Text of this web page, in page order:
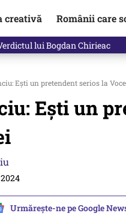
creativă Românii care
lui Bogdan Chirieac
Ești un pretendent serios la
Ești un
Urmărește-ne pe Google